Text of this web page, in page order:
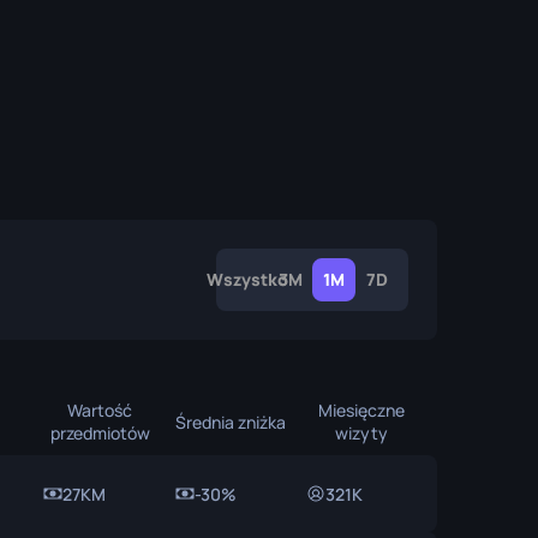
7D
1M
3M
Wszystko
Wartość
przedmiotów
Średnia zniżka
Miesięczne
wizyty
27KM -30% 321K